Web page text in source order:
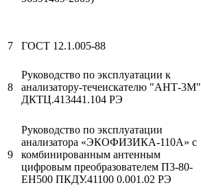
7
ГОСТ 12.1.005-88
8
Руководство по эксплуатации к
анализатору-течеискателю "АНТ-3М"
ДКТЦ.413441.104 РЭ
9
Руководство по эксплуатации
анализатора «ЭКОФИЗИКА-110А» с
комбинированным антенным
цифровым преобразователем П3-80-
ЕН500 ПКДУ.41100 0.001.02 РЭ